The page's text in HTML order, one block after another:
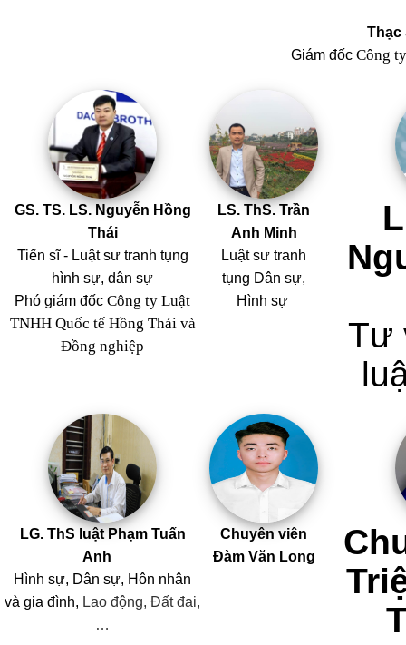
Thạc
Giám đốc Công
GS. TS. LS. Nguyễn Hồng
Thái
Tiến sĩ - Luật sư tranh tụng
hình sự, dân sự
Phó giám đốc Công ty Luật
TNHH Quốc tế Hồng Thái và
Đồng nghiệp
LS. ThS. Trần
Anh Minh
Luật sư tranh
tụng Dân sự,
Hình sự
Tư
LG. ThS luật Phạm Tuấn
Anh
Hình sự, Dân sự, Hôn nhân
và gia đình, Lao động, Đất đai,
…
Chuyên viên
Đàm Văn Long